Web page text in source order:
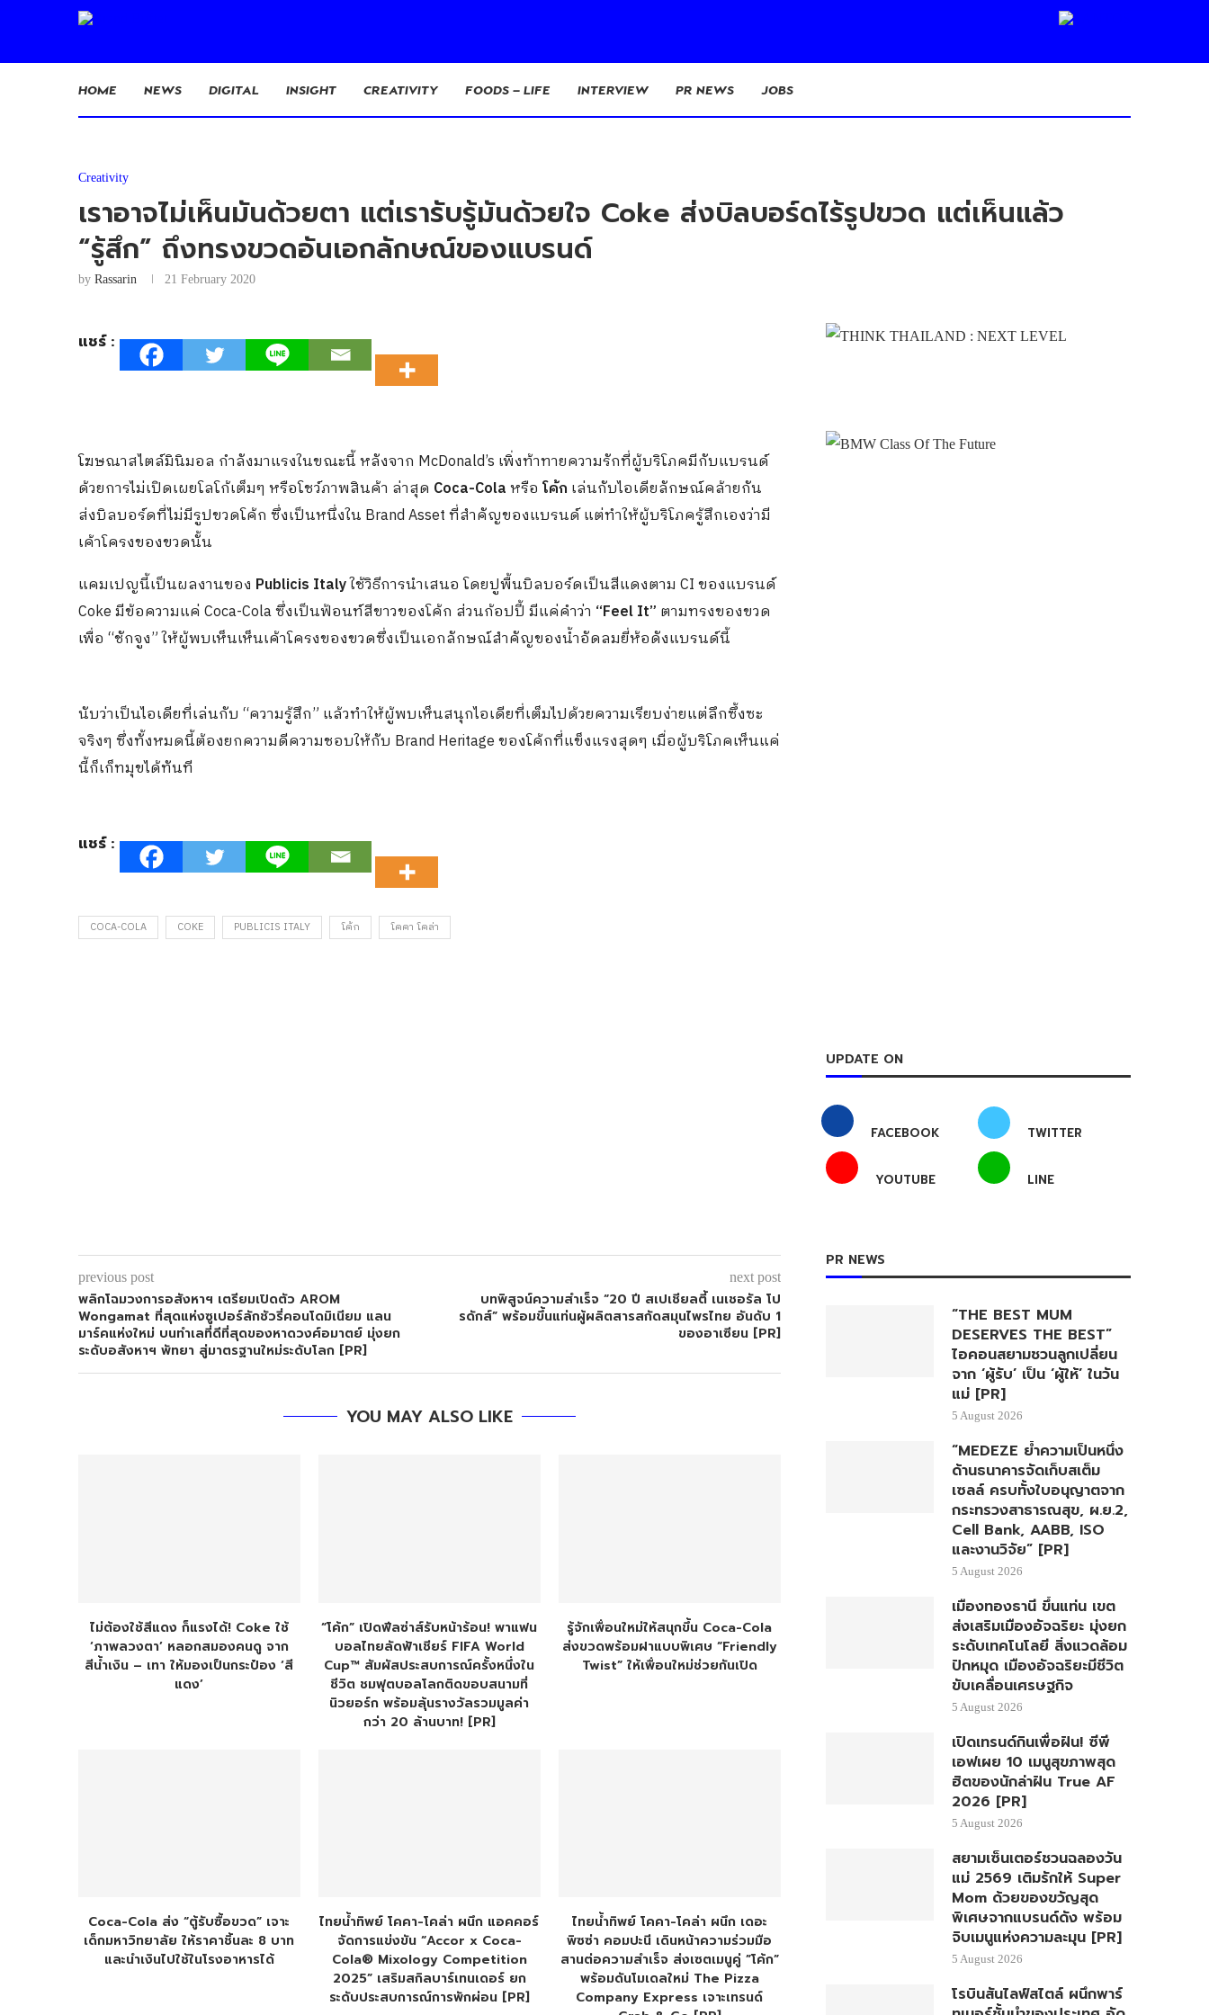
HOME NEWS DIGITAL INSIGHT CREATIVITY FOODS – LIFE INTERVIEW PR NEWS JOBS
Creativity
เราอาจไม่เห็นมันด้วยตา แต่เรารับรู้มันด้วยใจ Coke ส่งบิลบอร์ดไร้รูปขวด แต่เห็นแล้ว
“รู้สึก” ถึงทรงขวดอันเอกลักษณ์ของแบรนด์
by Rassarin 21 February 2020
แชร์ :
โฆษณาสไตล์มินิมอล กำลังมาแรงในขณะนี้ หลังจาก McDonald’s เพิ่งท้าทายความรักที่ผู้บริโภคมีกับแบรนด์
ด้วยการไม่เปิดเผยโลโก้เต็มๆ หรือโชว์ภาพสินค้า ล่าสุด Coca-Colaหรือ โค้ก เล่นกับไอเดียลักษณ์คล้ายกัน
ส่งบิลบอร์ดที่ไม่มีรูปขวดโค้ก ซึ่งเป็นหนึ่งใน Brand Asset ที่สำคัญของแบรนด์ แต่ทำให้ผู้บริโภครู้สึกเองว่ามี
เค้าโครงของขวดนั้น
แคมเปญนี้เป็นผลงานของ Publicis Italyใช้วิธีการนำเสนอ โดยปูพื้นบิลบอร์ดเป็นสีแดงตาม CI ของแบรนด์
Coke มีข้อความแค่ Coca-Cola ซึ่งเป็นฟ้อนท์สีขาวของโค้ก ส่วนก้อปปี้ มีแค่คำว่า “Feel It” ตามทรงของขวด
เพื่อ “ชักจูง” ให้ผู้พบเห็นเห็นเค้าโครงของขวดซึ่งเป็นเอกลักษณ์สำคัญของน้ำอัดลมยี่ห้อดังแบรนด์นี้
นับว่าเป็นไอเดียที่เล่นกับ “ความรู้สึก” แล้วทำให้ผู้พบเห็นสนุกไอเดียที่เต็มไปด้วยความเรียบง่ายแต่ลึกซึ้งซะ
จริงๆ ซึ่งทั้งหมดนี้ต้องยกความดีความชอบให้กับ Brand Heritage ของโค้กที่แข็งแรงสุดๆ เมื่อผู้บริโภคเห็นแค่
นี้ก็เก็ทมุขได้ทันที
แชร์ :
COCA-COLA COKE PUBLICIS ITALY โค้ก โคคา โคล่า
previous post
พลิกโฉมวงการอสังหาฯ เตรียมเปิดตัว AROM
Wongamat ที่สุดแห่งซูเปอร์ลักชัวรี่คอนโดมิเนียม แลน
มาร์คแห่งใหม่ บนทำเลที่ดีที่สุดของหาดวงศ์อมาตย์ มุ่งยก
ระดับอสังหาฯ พัทยา สู่มาตรฐานใหม่ระดับโลก [PR]
next post
บทพิสูจน์ความสำเร็จ “20 ปี สเปเชียลตี้ เนเชอรัล โป
รดักส์” พร้อมขึ้นแท่นผู้ผลิตสารสกัดสมุนไพรไทย อันดับ 1
ของอาเซียน [PR]
YOU MAY ALSO LIKE
ไม่ต้องใช้สีแดง ก็แรงได้! Coke ใช้
‘ภาพลวงตา’ หลอกสมองคนดู จาก
สีน้ำเงิน – เทา ให้มองเป็นกระป๋อง ‘สี
แดง’
“โค้ก” เปิดฟีลซ่าส์รับหน้าร้อน! พาแฟน
บอลไทยลัดฟ้าเชียร์ FIFA World
Cup™ สัมผัสประสบการณ์ครั้งหนึ่งใน
ชีวิต ชมฟุตบอลโลกติดขอบสนามที่
นิวยอร์ก พร้อมลุ้นรางวัลรวมมูลค่า
กว่า 20 ล้านบาท! [PR]
รู้จักเพื่อนใหม่ให้สนุกขึ้น Coca-Cola
ส่งขวดพร้อมฝาแบบพิเศษ “Friendly
Twist” ให้เพื่อนใหม่ช่วยกันเปิด
Coca-Cola ส่ง “ตู้รับซื้อขวด” เจาะ
เด็กมหาวิทยาลัย ให้ราคาชิ้นละ 8 บาท
และนำเงินไปใช้ในโรงอาหารได้
ไทยน้ำทิพย์ โคคา-โคล่า ผนึก แอคคอร์
จัดการแข่งขัน “Accor x Coca-
Cola® Mixology Competition
2025” เสริมสกิลบาร์เทนเดอร์ ยก
ระดับประสบการณ์การพักผ่อน [PR]
ไทยน้ำทิพย์ โคคา-โคล่า ผนึก เดอะ
พิซซ่า คอมปะนี เดินหน้าความร่วมมือ
สานต่อความสำเร็จ ส่งเซตเมนูคู่ ”โค้ก”
พร้อมดันโมเดลใหม่ The Pizza
Company Express เจาะเทรนด์
UPDATE ON
FACEBOOK TWITTER
YOUTUBE LINE
PR NEWS
“THE BEST MUM
DESERVES THE BEST”
ไอคอนสยามชวนลูกเปลี่ยน
จาก ‘ผู้รับ’ เป็น ‘ผู้ให้’ ในวัน
แม่ [PR]
5 August 2026
“MEDEZE ย้ำความเป็นหนึ่ง
ด้านธนาคารจัดเก็บสเต็ม
เซลล์ ครบทั้งใบอนุญาตจาก
กระทรวงสาธารณสุข, ผ.ย.2,
Cell Bank, AABB, ISO
และงานวิจัย” [PR]
5 August 2026
เมืองทองธานี ขึ้นแท่น เขต
ส่งเสริมเมืองอัจฉริยะ มุ่งยก
ระดับเทคโนโลยี สิ่งแวดล้อม
ปักหมุด เมืองอัจฉริยะมีชีวิต
ขับเคลื่อนเศรษฐกิจ
5 August 2026
เปิดเทรนด์กินเพื่อฝัน! ซีพี
เอฟเผย 10 เมนูสุขภาพสุด
ฮิตของนักล่าฝัน True AF
2026 [PR]
5 August 2026
สยามเซ็นเตอร์ชวนฉลองวัน
แม่ 2569 เติมรักให้ Super
Mom ด้วยของขวัญสุด
พิเศษจากแบรนด์ดัง พร้อม
จิบเมนูแห่งความละมุน [PR]
5 August 2026
โรบินสันไลฟ์สไตล์ ผนึกพาร์